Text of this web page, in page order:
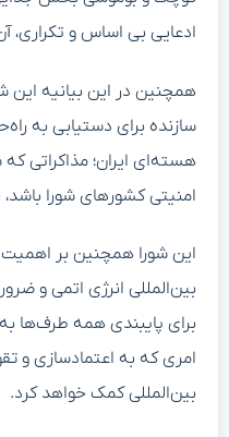
ادعایی بی اساس و تکراری،
همچنین در این بیانیه این
سازنده برای دستیابی به
هسته‌ای ایران؛ مذاکراتی
امنیتی کشورهای شورا باشد،
این شورا همچنین بر اهمیت
بین‌المللی انرژی اتمی و
برای پایبندی همه طرف‌ها به
امری که به اعتمادسازی و
بین‌المللی کمک خواهد کرد.